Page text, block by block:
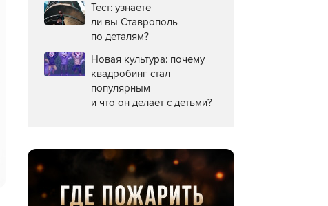
Тест: узнаете
ли вы Ставрополь
по деталям?
Новая культура: почему
квадробинг стал
популярным
и что он делает с детьми?